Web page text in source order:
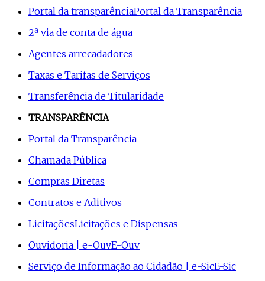
Portal da transparênciaPortal da Transparência
2ª via de conta de água
Agentes arrecadadores
Taxas e Tarifas de Serviços
Transferência de Titularidade
TRANSPARÊNCIA
Portal da Transparência
Chamada Pública
Compras Diretas
Contratos e Aditivos
LicitaçõesLicitações e Dispensas
Ouvidoria | e-OuvE-Ouv
Serviço de Informação ao Cidadão | e-SicE-Sic